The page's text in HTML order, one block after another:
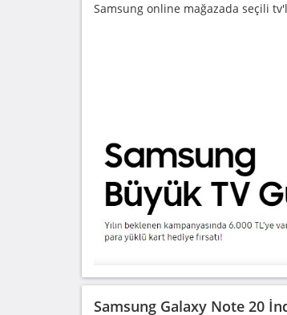
Samsung online mağazada seçili
Samsung Galaxy Note 20